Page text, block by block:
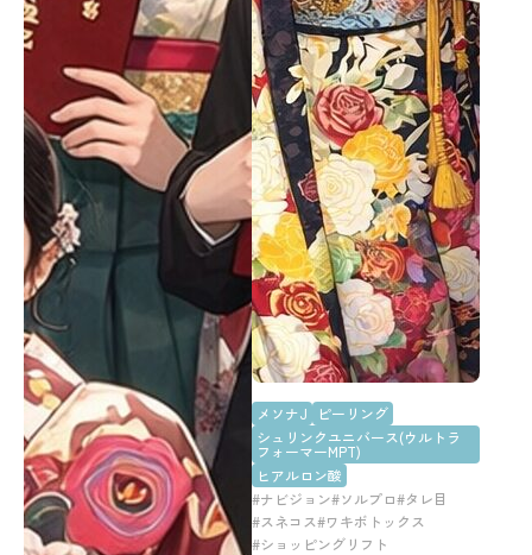
メソナJ
ピーリング
シュリンクユニバース(ウルトラ
フォーマーMPT)
ヒアルロン酸
#ナビジョン#ソルプロ#タレ目
#スネコス#ワキボトックス
#ショッピングリフト